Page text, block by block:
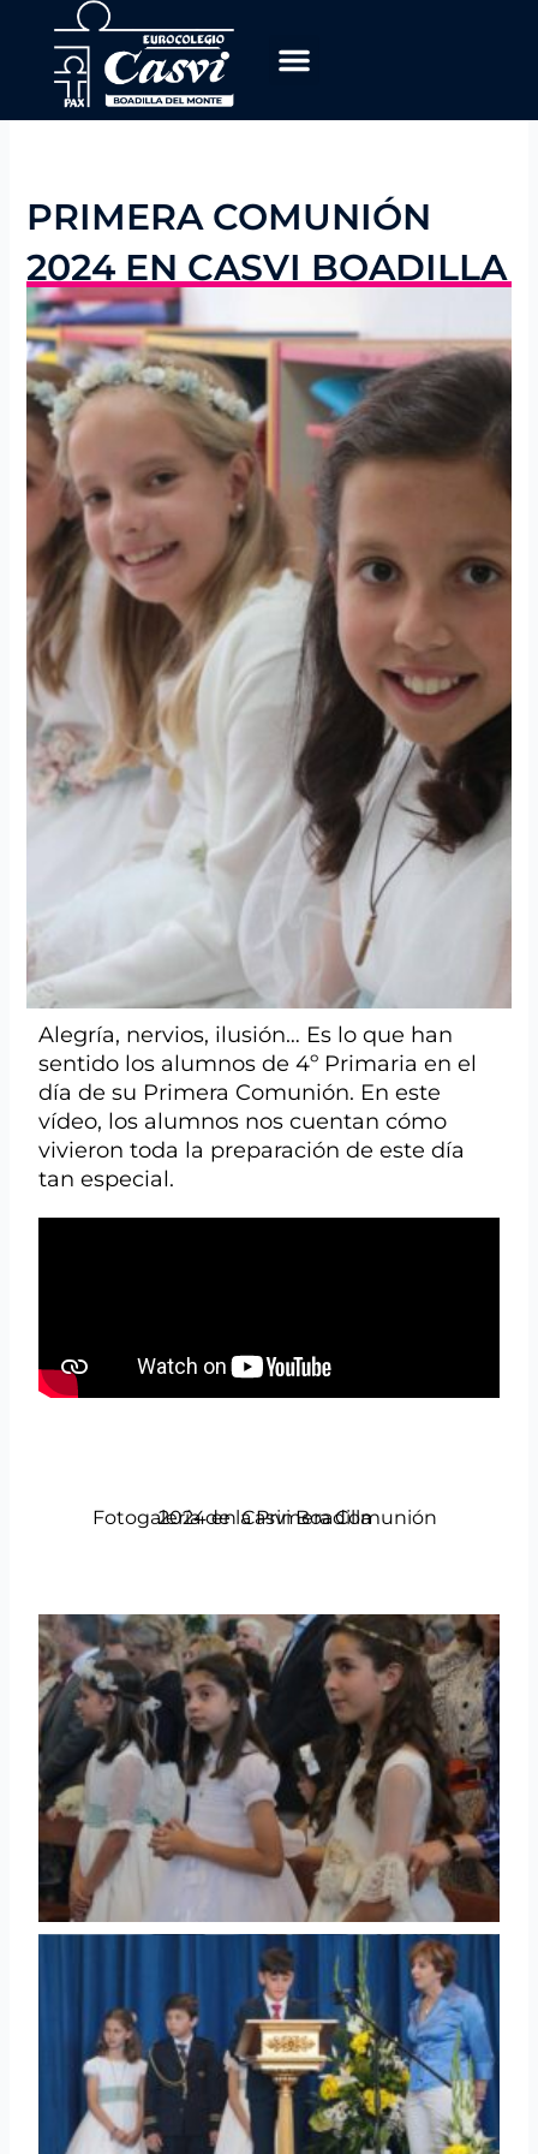
contenido
PRIMERA COMUNIÓN
2024 EN CASVI BOADILLA
Alegría, nervios, ilusión… Es lo que han
sentido los alumnos de 4º Primaria en el
día de su Primera Comunión. En este
vídeo, los alumnos nos cuentan cómo
vivieron toda la preparación de este día
tan especial.
Fotogalería de la Primera Comunión 2024 en Casvi Boadilla